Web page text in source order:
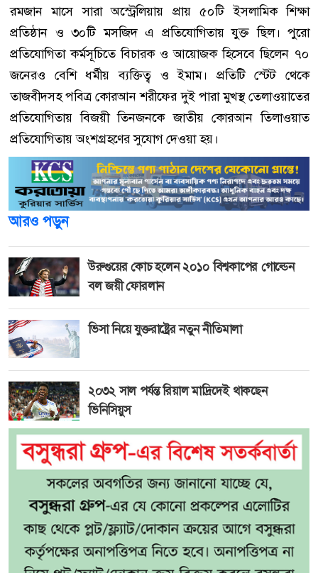
রমজান মাসে সারা অস্ট্রেলিয়ায় প্রায় ৫০টি ইসলামিক শিক্ষা
প্রতিষ্ঠান ও ৩০টি মসজিদ এ প্রতিযোগিতায় যুক্ত ছিল। পুরো
প্রতিযোগিতা কর্মসূচিতে বিচারক ও আয়োজক হিসেবে ছিলেন ৭০
জনেরও বেশি ধর্মীয় ব্যক্তিত্ব ও ইমাম। প্রতিটি স্টেট থেকে
তাজবীদসহ পবিত্র কোরআন শরীফের দুই পারা মুখস্থ তেলাওয়াতের
প্রতিযোগিতায় বিজয়ী তিনজনকে জাতীয় কোরআন তিলাওয়াত
প্রতিযোগিতায় অংশগ্রহণের সুযোগ দেওয়া হয়।
আরও পড়ুন
উরুগুয়ের কোচ হলেন ২০১০ বিশ্বকাপের গোল্ডেন
বল জয়ী ফোরলান
ভিসা নিয়ে যুক্তরাষ্ট্রের নতুন নীতিমালা
২০৩২ সাল পর্যন্ত রিয়াল মাদ্রিদেই থাকছেন
ভিনিসিয়ুস